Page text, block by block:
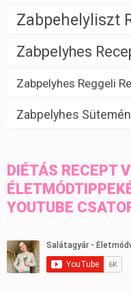
Zabpehelyliszt
Zabpelyhes
Zabpelyhes Reggeli
Zabpelyhes
DIÉTÁS RECEPT
YOUTUBE